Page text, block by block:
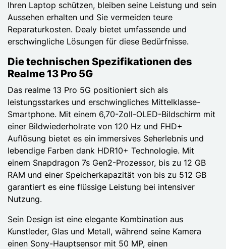
Ihren Laptop schützen, bleiben seine Leistung und sein
Aussehen erhalten und Sie vermeiden teure
Reparaturkosten. Dealy bietet umfassende und
erschwingliche Lösungen für diese Bedürfnisse.
Die technischen Spezifikationen des
Realme 13 Pro 5G
Das realme 13 Pro 5G positioniert sich als
leistungsstarkes und erschwingliches Mittelklasse-
Smartphone. Mit einem 6,70-Zoll-OLED-Bildschirm mit
einer Bildwiederholrate von 120 Hz und FHD+
Auflösung bietet es ein immersives Seherlebnis und
lebendige Farben dank HDR10+ Technologie. Mit
einem Snapdragon 7s Gen2-Prozessor, bis zu 12 GB
RAM und einer Speicherkapazität von bis zu 512 GB
garantiert es eine flüssige Leistung bei intensiver
Nutzung.
Sein Design ist eine elegante Kombination aus
Kunstleder, Glas und Metall, während seine Kamera
einen Sony-Hauptsensor mit 50 MP, einen